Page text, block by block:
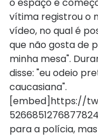
o espaço e
vítima registrou o
vídeo, no qual é
que não gosta de
minha mesa".
disse: "eu odeio
caucasiana".
[embed]https://
para a polícia,